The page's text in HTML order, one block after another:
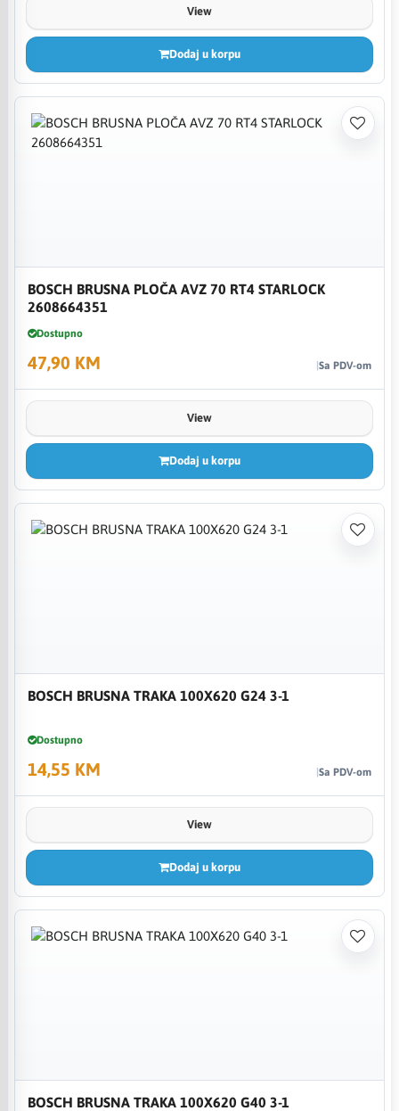
View
Dodaj u korpu
BOSCH BRUSNA PLOČA AVZ 70 RT4 STARLOCK
2608664351
Dostupno
47,90 KM Sa PDV-om
View
Dodaj u korpu
BOSCH BRUSNA TRAKA 100X620 G24 3-1
Dostupno
14,55 KM Sa PDV-om
View
Dodaj u korpu
BOSCH BRUSNA TRAKA 100X620 G40 3-1